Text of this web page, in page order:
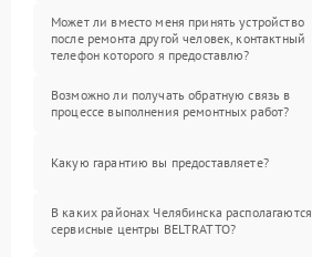
Может ли вместо меня принять устройство
после ремонта другой человек, контактный
телефон которого я предоставлю?
Возможно ли получать обратную связь в
процессе выполнения ремонтных работ?
Какую гарантию вы предоставляете?
В каких районах Челябинска располагаются
сервисные центры BELTRATTO?